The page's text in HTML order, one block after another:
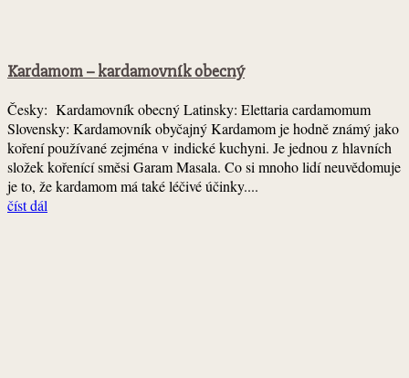
Kardamom – kardamovník obecný
Česky: Kardamovník obecný Latinsky: Elettaria cardamomum
Slovensky: Kardamovník obyčajný Kardamom je hodně známý jako
koření používané zejména v indické kuchyni. Je jednou z hlavních
složek kořenící směsi Garam Masala. Co si mnoho lidí neuvědomuje
je to, že kardamom má také léčivé účinky....
číst dál